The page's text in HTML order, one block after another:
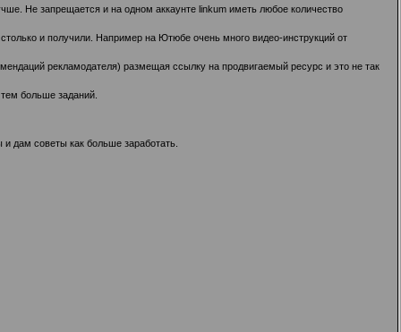
Не запрещается и на одном аккаунте linkum иметь любое количество
и получили. Например на Ютюбе очень много видео-инструкций от
рекламодателя) размещая ссылку на продвигаемый ресурс и это не так
больше заданий.
дам советы как больше заработать.